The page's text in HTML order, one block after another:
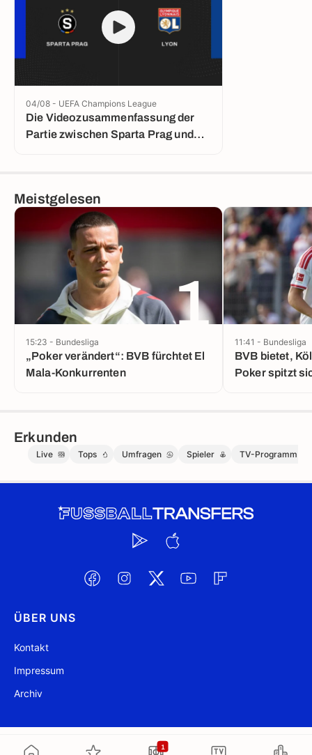
1
Die Videozusammenfassung der
Partie zwischen Sparta Prag und
04/08 - UEFA Champions League
Meistgelesen
1
„Poker verändert“: BVB fürchtet El
Mala-Konkurrenten
15:23 - Bundesliga
BVB bietet,
Poker spitzt
11:41 - Bundesliga
Erkunden
Live Tops Umfragen Spieler TV-Programm
ÜBER UNS
Kontakt
Impressum
Archiv
@ FussballTransfers.com 2009-2026